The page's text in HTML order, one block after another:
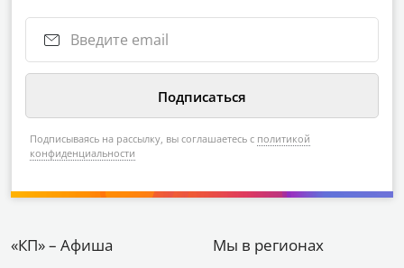
Подписываясь на рассылку, вы соглашаетесь с политикой
конфиденциальности
«КП» – Афиша Мы в регионах